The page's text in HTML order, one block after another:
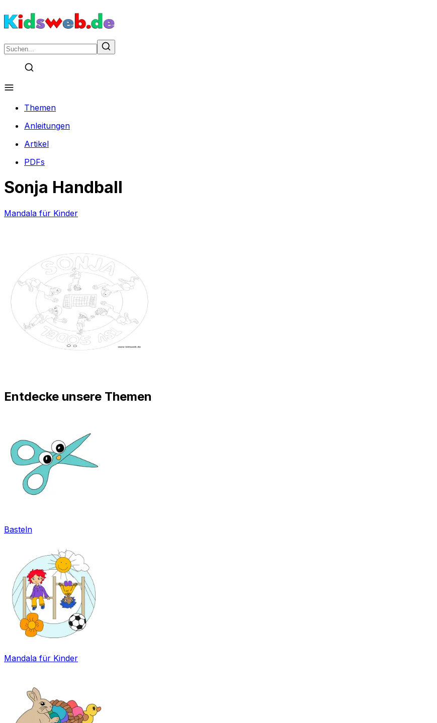
Themen
Anleitungen
Artikel
PDFs
Sonja Handball
Mandala für Kinder
Entdecke unsere Themen
Basteln
Mandala für Kinder